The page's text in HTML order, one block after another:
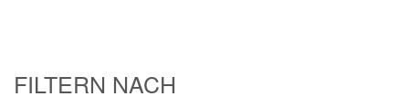
FILTERN NACH